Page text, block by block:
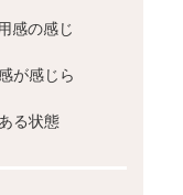
感の感じ
が感じら
る状態